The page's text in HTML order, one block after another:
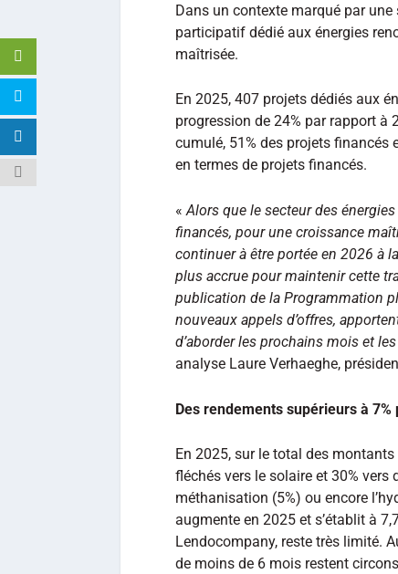
Dans un contexte marqué par
participatif dédié aux énergies
maîtrisée.
En 2025, 407 projets dédiés aux
progression de 24% par rapport à
cumulé, 51% des projets financés
en termes de projets financés.
«Alors que le secteur des
financés, pour une croissance
continuer à être portée en 2026 à
plus accrue pour maintenir cette
publication de la Programmation
nouveaux appels d’offres,
d’aborder les prochains mois et
analyse Laure Verhaeghe,
Des rendements supérieurs à
En 2025, sur le total des
fléchés vers le solaire et 30% vers
méthanisation (5%) ou encore
augmente en 2025 et s’établit à
Lendocompany, reste très limité.
de moins de 6 mois restent